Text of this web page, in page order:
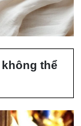
thể